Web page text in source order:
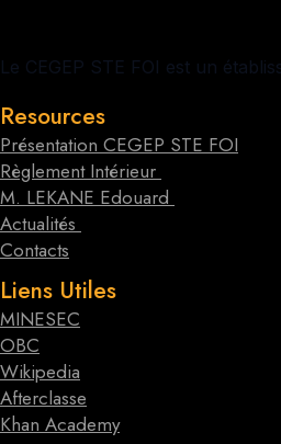
Le CEGEP STE FOI est un
Resources
Présentation CEGEP STE FOI
Règlement Intérieur
M. LEKANE Edouard
Actualités
Contacts
Liens Utiles
MINESEC
OBC
Wikipedia
Afterclasse
Khan Academy